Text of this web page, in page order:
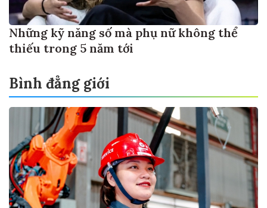
Những kỹ năng số mà phụ nữ không thể
thiếu trong 5 năm tới
Bình đẳng giới